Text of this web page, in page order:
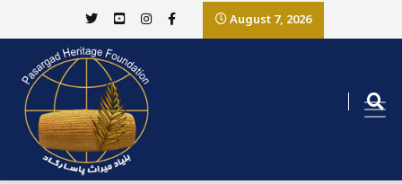
August 7, 2026